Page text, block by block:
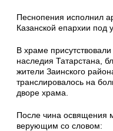
Песнопения исполнил
Казанской епархии под
В храме
наследия Татарстана,
жители Заинского
транслировалось на
дворе храма.
После чина освящения
верующим со словом: